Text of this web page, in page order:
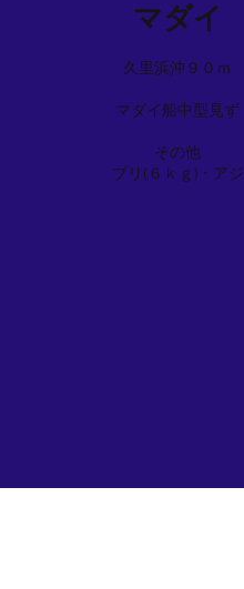
マダイ
久里浜沖９０ｍ
マダイ船中型見ず
その他
ブリ(６ｋｇ)・アジ